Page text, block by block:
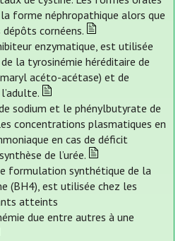
forme néphropathique alors que
cornéens.
enzymatique, est utilisée
la tyrosinémie héréditaire de
acéto-acétase) et de
sodium et le phénylbutyrate de
concentrations plasmatiques en
en cas de déficit
de l’urée.
formulation synthétique de la
(BH4), est utilisée chez les
atteints
due entre autres à une